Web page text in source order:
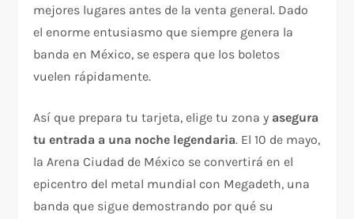
mejores lugares antes de la venta general. Dado
el enorme entusiasmo que siempre genera la
banda en México, se espera que los boletos
vuelen rápidamente.
Así que prepara tu tarjeta, elige tu zona y asegura
tu entrada a una noche legendaria. El 10 de mayo,
la Arena Ciudad de México se convertirá en el
epicentro del metal mundial con Megadeth, una
banda que sigue demostrando por qué su